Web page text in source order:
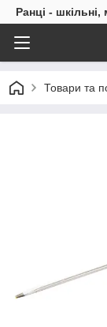
Ранці - шкільні,
Товари та